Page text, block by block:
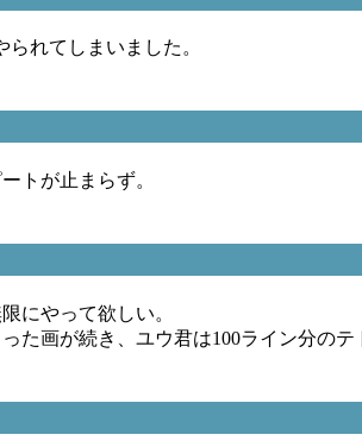
れてしまいました。
トが止まらず。
にやって欲しい。
た画が続き、ユウ君は100ライン分の